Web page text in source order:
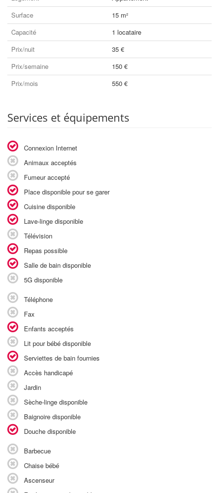
Surface
15 m²
Capacité
1 locataire
Prix/nuit
35 €
Prix/semaine
150 €
Prix/mois
550 €
Services et équipements
Connexion Internet
Animaux acceptés
Fumeur accepté
Place disponible pour se garer
Cuisine disponible
Lave-linge disponible
Télévision
Repas possible
Salle de bain disponible
5G disponible
Téléphone
Fax
Enfants acceptés
Lit pour bébé disponible
Serviettes de bain fournies
Accès handicapé
Jardin
Sèche-linge disponible
Baignoire disponible
Douche disponible
Barbecue
Chaise bébé
Ascenseur